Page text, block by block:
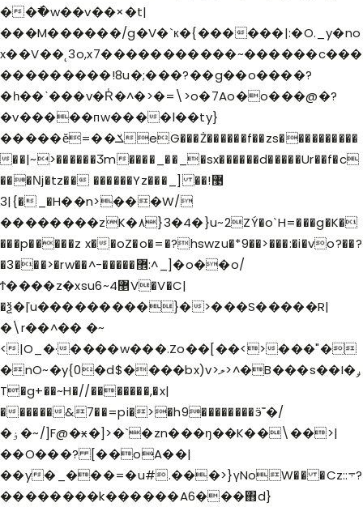
��߯�w��v��×�t|
���M������/g�V�`к�{������|:�O._y�no
x��V��˛3o,x7�����������~������c���
���������!8u�;���?��g��o����?
�һ��ˋ���v�R̾�^�>�=\>o�7Ao�o���@�?
�v�����пw����l��ty}
�����ӗ=��ݎeG���Ż������f��zs����������
��|~>������Ӡm����_��_�sx������d�����Ur��f�c
���ǋ�tz�� ������Yz���_] ��޹!
�}|3_�H��n>���W/
��������zK�٨}3�4�}u~2ZÝ�o`H=���g�K�
���p�����z x��oZ�o�=�?hswzu�*9��>���:�i�vo?��?
�3���>�rw��^-�����޾:^_]�o��o/
Ϯ����z�xsu6~4޵V�V�C|
�ѯ�ܿ|u��������͏�}�>���S�����R|
�\r��^�� �~
<|O_�·����w���.Zo��[��<>���"�
�nO~�y{0�d$����bx)v>ލ>^�B���s��I�ݛ
T�g+��~H�//�������,�x|
������&7��=pi�>�h9��������ӭ˭�/
�ۏ�~/]F@�ӿ�]>�`�zn���ŋ��K��\��>|
��O���? [��oA��|
��y�_���=�u#.���>}үNoW�� �Cz::܋?
��������k������A6���΋d}